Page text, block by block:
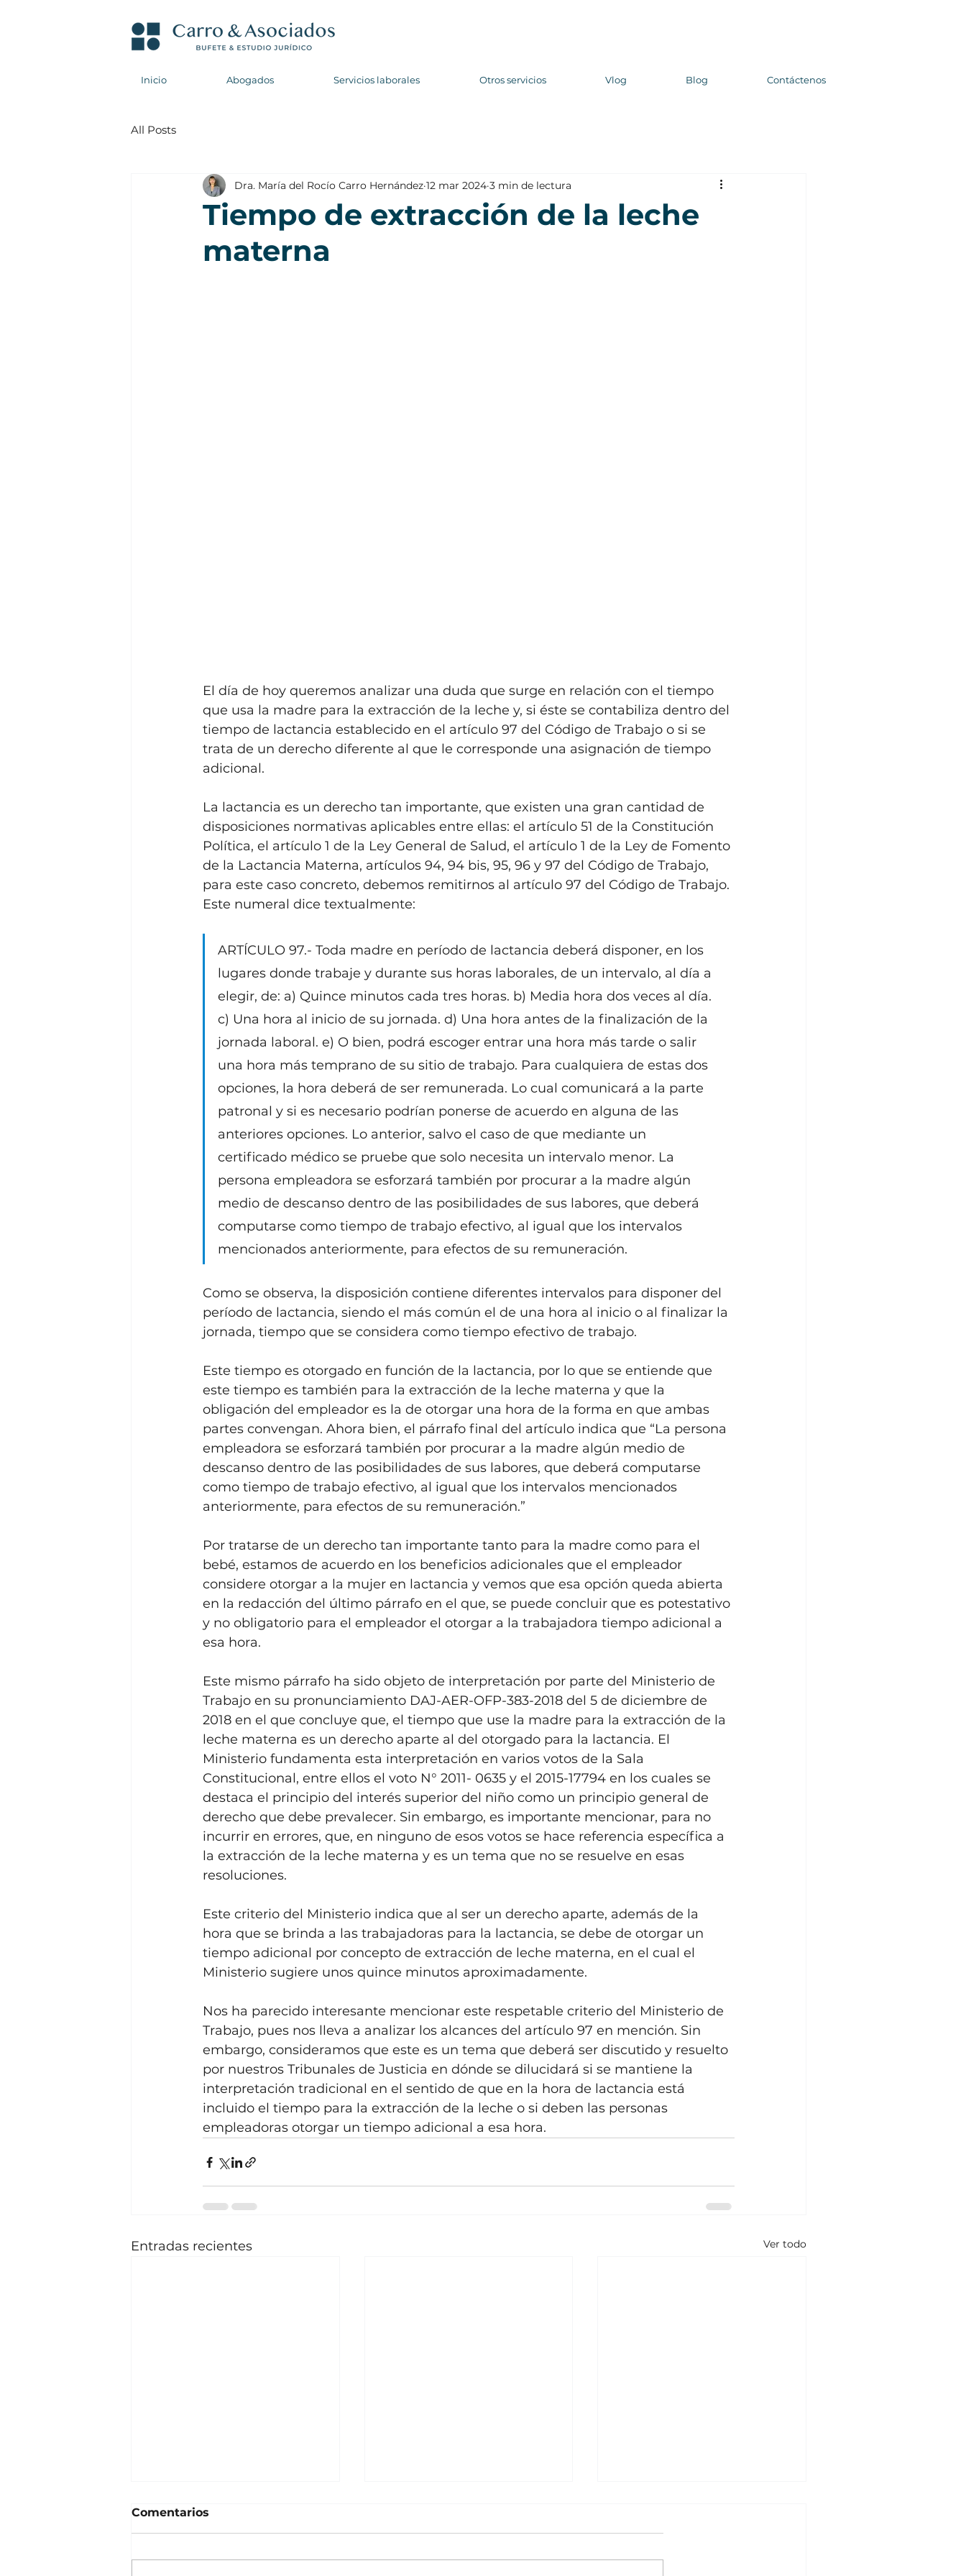
Inicio Abogados Servicios laborales Otros servicios Vlog Blog Contáctenos
All Posts
Tiempo de extracción de la leche
materna
Dra. María del Rocío Carro Hernández 12 mar 2024 3 min de lectura
El día de hoy queremos analizar una duda que surge en relación con el tiempo
que usa la madre para la extracción de la leche y, si éste se contabiliza dentro del
tiempo de lactancia establecido en el artículo 97 del Código de Trabajo o si se
trata de un derecho diferente al que le corresponde una asignación de tiempo
adicional.
La lactancia es un derecho tan importante, que existen una gran cantidad de
disposiciones normativas aplicables entre ellas: el artículo 51 de la Constitución
Política, el artículo 1 de la Ley General de Salud, el artículo 1 de la Ley de Fomento
de la Lactancia Materna, artículos 94, 94 bis, 95, 96 y 97 del Código de Trabajo,
para este caso concreto, debemos remitirnos al artículo 97 del Código de Trabajo.
Este numeral dice textualmente:
ARTÍCULO 97.- Toda madre en período de lactancia deberá disponer, en los
lugares donde trabaje y durante sus horas laborales, de un intervalo, al día a
elegir, de: a) Quince minutos cada tres horas. b) Media hora dos veces al día.
c) Una hora al inicio de su jornada. d) Una hora antes de la finalización de la
jornada laboral. e) O bien, podrá escoger entrar una hora más tarde o salir
una hora más temprano de su sitio de trabajo. Para cualquiera de estas dos
opciones, la hora deberá de ser remunerada. Lo cual comunicará a la parte
patronal y si es necesario podrían ponerse de acuerdo en alguna de las
anteriores opciones. Lo anterior, salvo el caso de que mediante un
certificado médico se pruebe que solo necesita un intervalo menor. La
persona empleadora se esforzará también por procurar a la madre algún
medio de descanso dentro de las posibilidades de sus labores, que deberá
computarse como tiempo de trabajo efectivo, al igual que los intervalos
mencionados anteriormente, para efectos de su remuneración.
Como se observa, la disposición contiene diferentes intervalos para disponer del
período de lactancia, siendo el más común el de una hora al inicio o al finalizar la
jornada, tiempo que se considera como tiempo efectivo de trabajo.
Este tiempo es otorgado en función de la lactancia, por lo que se entiende que
este tiempo es también para la extracción de la leche materna y que la
obligación del empleador es la de otorgar una hora de la forma en que ambas
partes convengan. Ahora bien, el párrafo final del artículo indica que “La persona
empleadora se esforzará también por procurar a la madre algún medio de
descanso dentro de las posibilidades de sus labores, que deberá computarse
como tiempo de trabajo efectivo, al igual que los intervalos mencionados
anteriormente, para efectos de su remuneración.”
Por tratarse de un derecho tan importante tanto para la madre como para el
bebé, estamos de acuerdo en los beneficios adicionales que el empleador
considere otorgar a la mujer en lactancia y vemos que esa opción queda abierta
en la redacción del último párrafo en el que, se puede concluir que es potestativo
y no obligatorio para el empleador el otorgar a la trabajadora tiempo adicional a
esa hora.
Este mismo párrafo ha sido objeto de interpretación por parte del Ministerio de
Trabajo en su pronunciamiento DAJ-AER-OFP-383-2018 del 5 de diciembre de
2018 en el que concluye que, el tiempo que use la madre para la extracción de la
leche materna es un derecho aparte al del otorgado para la lactancia. El
Ministerio fundamenta esta interpretación en varios votos de la Sala
Constitucional, entre ellos el voto N° 2011- 0635 y el 2015-17794 en los cuales se
destaca el principio del interés superior del niño como un principio general de
derecho que debe prevalecer. Sin embargo, es importante mencionar, para no
incurrir en errores, que, en ninguno de esos votos se hace referencia específica a
la extracción de la leche materna y es un tema que no se resuelve en esas
resoluciones.
Este criterio del Ministerio indica que al ser un derecho aparte, además de la
hora que se brinda a las trabajadoras para la lactancia, se debe de otorgar un
tiempo adicional por concepto de extracción de leche materna, en el cual el
Ministerio sugiere unos quince minutos aproximadamente.
Nos ha parecido interesante mencionar este respetable criterio del Ministerio de
Trabajo, pues nos lleva a analizar los alcances del artículo 97 en mención. Sin
embargo, consideramos que este es un tema que deberá ser discutido y resuelto
por nuestros Tribunales de Justicia en dónde se dilucidará si se mantiene la
interpretación tradicional en el sentido de que en la hora de lactancia está
incluido el tiempo para la extracción de la leche o si deben las personas
empleadoras otorgar un tiempo adicional a esa hora.
Entradas recientes Ver todo
Comentarios